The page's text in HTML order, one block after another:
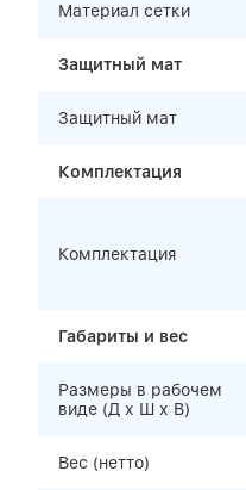
Материал сетки
Защитный мат
Защитный мат
Комплектация
Комплектация
Габариты и вес
Размеры в рабочем
виде (Д х Ш х В)
Вес (нетто)